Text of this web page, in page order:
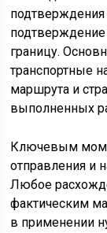
подтверждение
границу.
транспортные
маршрута и
выполненных
Ключевым
отправления и
Любое
фактическим
в применении